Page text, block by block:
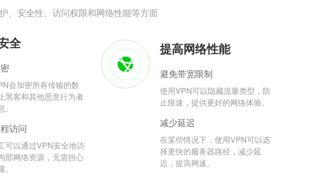
、安全性、访问权限和网络性能等方面
全
会加密所有传输的数
黑客和其他恶意行为者
访问
可以通过VPN安全地访
部网络资源，无需担心
提高网络性能
避免带宽限制
使用VPN可以隐藏流量类型，防
止限速，提供更好的网络体验。
减少延迟
在某些情况下，使用VPN可以选
择更快的服务器路径，减少延
迟，提高网速。